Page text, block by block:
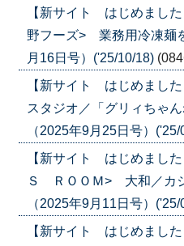
【新サイト はじめまし
野フーズ> 業務用冷凍麺
月16日号）('25/10/18)
【新サイト はじめまし
スタジオ／「グリィちゃ
（2025年9月25日号）('25/
【新サイト はじめまし
Ｓ ＲＯＯＭ> 大和／カ
（2025年9月11日号）('25/
【新サイト はじめまし